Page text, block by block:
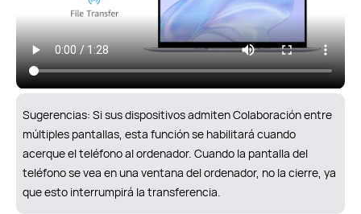
Sugerencias: Si sus dispositivos admiten Colaboración entre
múltiples pantallas, esta función se habilitará cuando
acerque el teléfono al ordenador. Cuando la pantalla del
teléfono se vea en una ventana del ordenador, no la cierre, ya
que esto interrumpirá la transferencia.